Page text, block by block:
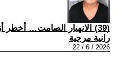
(39) الانهيار الصامت… أخطر أزمات عصرنا
رانية مرجية
2026 / 6 / 22